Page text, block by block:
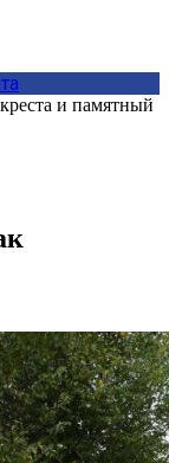
и памятный